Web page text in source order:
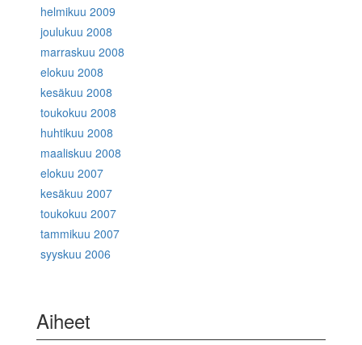
helmikuu 2009
joulukuu 2008
marraskuu 2008
elokuu 2008
kesäkuu 2008
toukokuu 2008
huhtikuu 2008
maaliskuu 2008
elokuu 2007
kesäkuu 2007
toukokuu 2007
tammikuu 2007
syyskuu 2006
Aiheet